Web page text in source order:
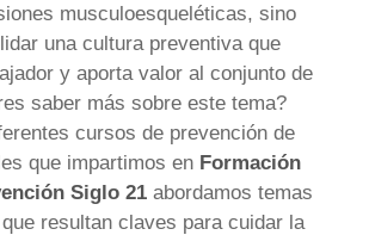
musculoesqueléticas, sino
una cultura preventiva que
y aporta valor al conjunto de
saber más sobre este tema?
cursos de prevención de
que impartimos en Formación
Siglo 21 abordamos temas
resultan claves para cuidar la